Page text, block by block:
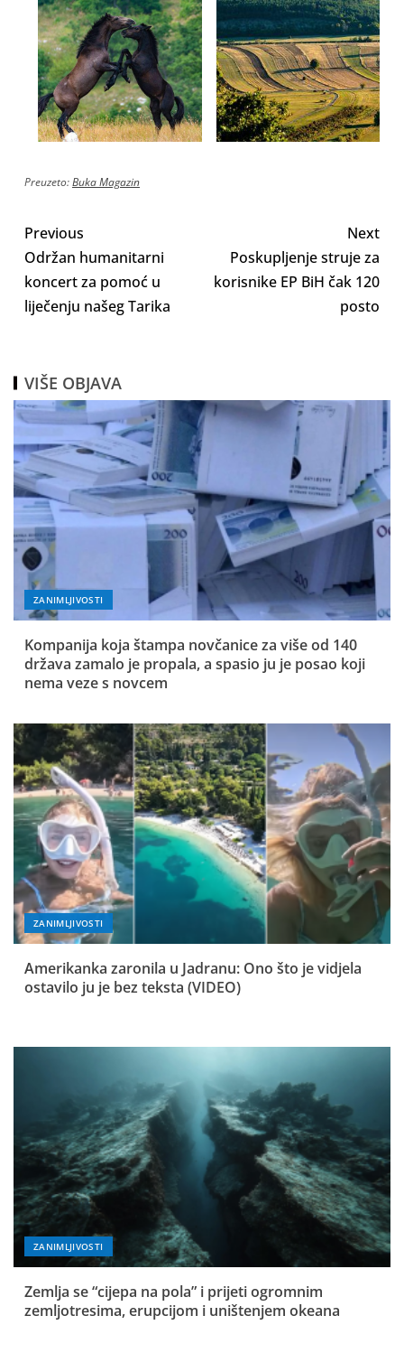
Preuzeto:Buka Magazin
Previous
Održan humanitarni
koncert za pomoć u
liječenju našeg Tarika
Next
Poskupljenje struje za
korisnike EP BiH čak 120
posto
VIŠE OBJAVA
ZANIMLJIVOSTI
Kompanija koja štampa novčanice za više od 140
država zamalo je propala, a spasio ju je posao koji
nema veze s novcem
ZANIMLJIVOSTI
Amerikanka zaronila u Jadranu: Ono što je vidjela
ostavilo ju je bez teksta (VIDEO)
ZANIMLJIVOSTI
Zemlja se “cijepa na pola” i prijeti ogromnim
zemljotresima, erupcijom i uništenjem okeana